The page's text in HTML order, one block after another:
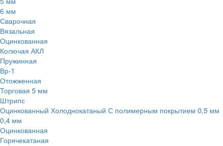
6 мм
Сварочная
Вязальная
Оцинкованная
Колючая АКЛ
Пружинная
Вр-1
Отожженная
Торговая 5 мм
Штрипс
Оцинкованный Холоднокатаный С полимерным покрытием 0,5 мм
0,4 мм
Оцинкованная
Горячекатаная